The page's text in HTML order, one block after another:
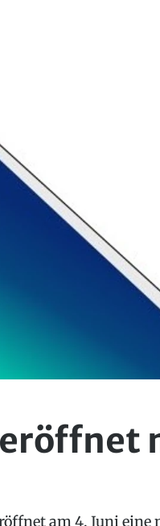
am 4. Juni